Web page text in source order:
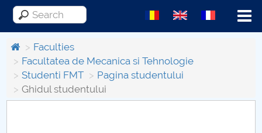
Menu
About the University
Centrul de Management al Proiectelor
Faculties
Facultatea de Mecanica si Tehnologie
Studenti FMT
Pagina studentului
Ghidul studentului